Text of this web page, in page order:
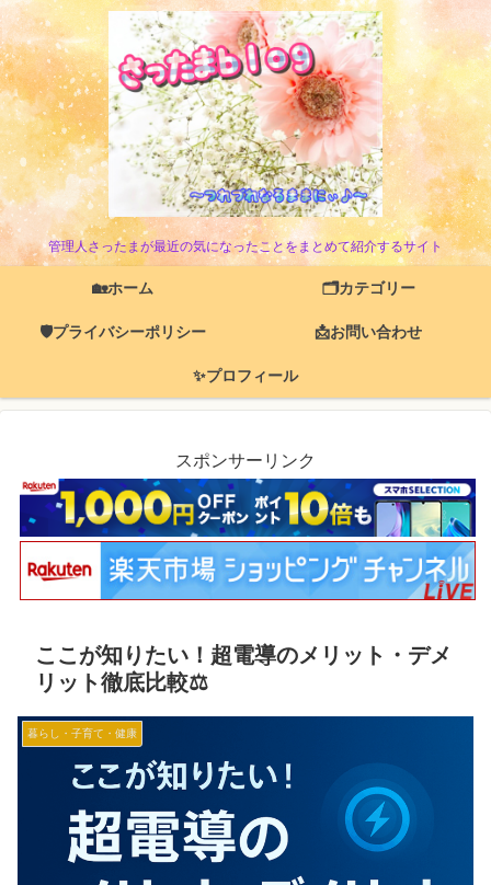
管理人さったまが最近の気になったことをまとめて紹介するサイト
🏡ホーム 🗂️カテゴリー
🛡️プライバシーポリシー 📩お問い合わせ
✨プロフィール
スポンサーリンク
ここが知りたい！超電導のメリット・デメ
リット徹底比較⚖️
暮らし・子育て・健康